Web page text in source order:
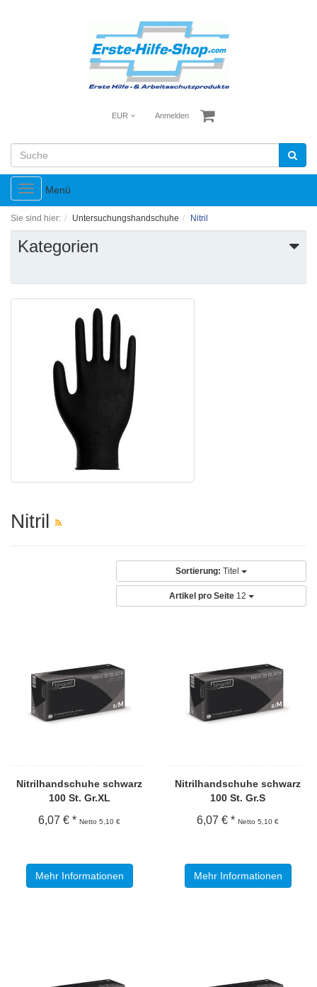
EUR Anmelden
Toggle
navigation
Menü
Sie sind hier: Untersuchungshandschuhe Nitril
Kategorien
Nitril
Sortierung: Titel
Artikel pro Seite 12
Nitrilhandschuhe schwarz
100 St. Gr.XL
6,07 € * Netto 5,10 €
Mehr Informationen
Nitrilhandschuhe schwarz
100 St. Gr.S
6,07 € * Netto 5,10 €
Mehr Informationen